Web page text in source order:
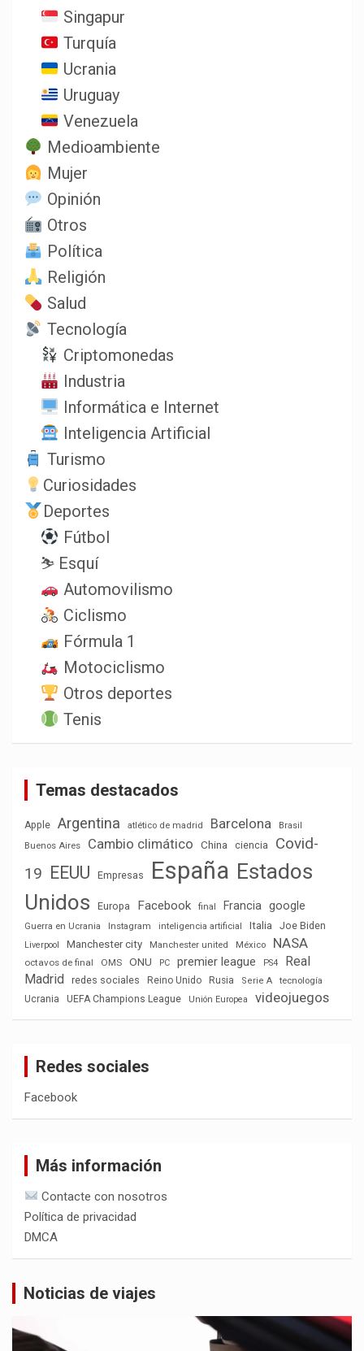
Singapur
Turquía
Ucrania
Uruguay
Venezuela
Medioambiente
Mujer
Opinión
Otros
Política
Religión
Salud
Tecnología
Criptomonedas
Industria
Informática e Internet
Inteligencia Artificial
Turismo
Curiosidades
Deportes
Fútbol
⛷️ Esquí
Automovilismo
Ciclismo
Fórmula 1
Motociclismo
Otros deportes
Tenis
Temas destacados
Apple Argentina atlético de madrid Barcelona
Brasil
Buenos Aires
Cambio climático China ciencia
Covid-
19 EEUU Empresas España Estados
Unidos
Europa Facebook final Francia google
Guerra en Ucrania Instagram inteligencia artificial Italia Joe Biden
Liverpool Manchester city Manchester united México NASA
octavos de final OMS ONU PC premier league PS4
Real
Madrid
redes sociales Reino Unido Rusia Serie A
tecnología
Ucrania
UEFA Champions League Unión Europea videojuegos
Redes sociales
Facebook
Más información
Contacte con nosotros
Política de privacidad
DMCA
Noticias de viajes